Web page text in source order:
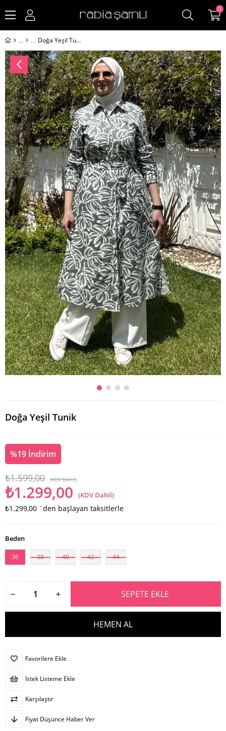
0
Doğa Yeşil Tunik
Doğa Yeşil Tunik
%19 İndirim
₺1.599,00 (KDV Dahil)
₺1.299,00 (KDV Dahil)
₺1.299,00 `den başlayan taksitlerle
Beden
36 38 40 42 44
Favorilere Ekle
İstek Listeme Ekle
Karşılaştır
Fiyat Düşünce Haber Ver